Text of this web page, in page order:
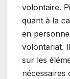
volontaire.
quant à la
en
volontariat.
sur les
nécessaires